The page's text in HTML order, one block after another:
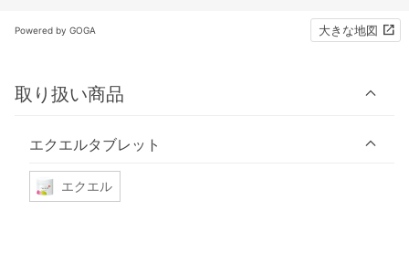
Powered by GOGA 大きな地図
取り扱い商品
エクエルタブレット
エクエル